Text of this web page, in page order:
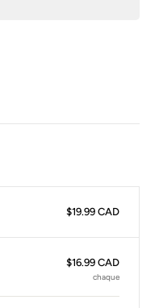
$19.99 CAD
$16.99 CAD
chaque